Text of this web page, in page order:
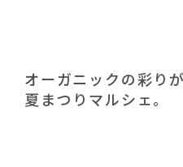
オーガニックの彩り
夏まつりマルシェ。